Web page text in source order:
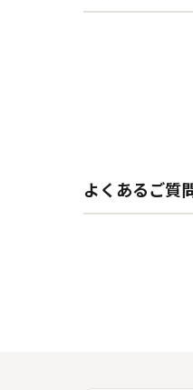
よくあるご質